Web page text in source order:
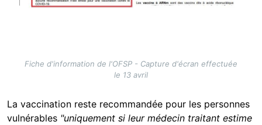
Fiche d'information de l'OFSP - Capture d'écran effectuée
le 13 avril
La vaccination reste recommandée pour les personnes
vulnérables "uniquement si leur médecin traitant estime